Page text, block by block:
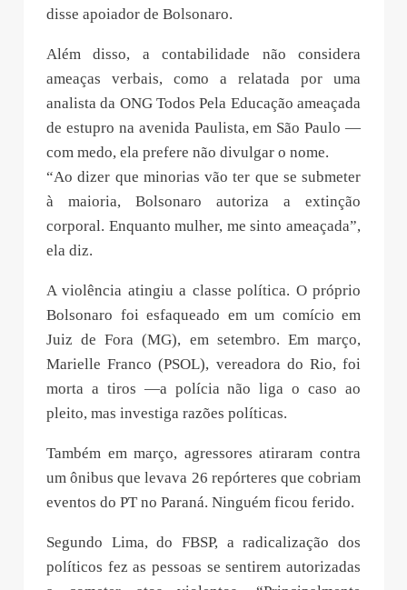
disse apoiador de Bolsonaro.
Além disso, a contabilidade não considera
ameaças verbais, como a relatada por uma
analista da ONG Todos Pela Educação ameaçada
de estupro na avenida Paulista, em São Paulo —
com medo, ela prefere não divulgar o nome.
“Ao dizer que minorias vão ter que se submeter
à maioria, Bolsonaro autoriza a extinção
corporal. Enquanto mulher, me sinto ameaçada”,
ela diz.
A violência atingiu a classe política. O próprio
Bolsonaro foi esfaqueado em um comício em
Juiz de Fora (MG), em setembro. Em março,
Marielle Franco (PSOL), vereadora do Rio, foi
morta a tiros —a polícia não liga o caso ao
pleito, mas investiga razões políticas.
Também em março, agressores atiraram contra
um ônibus que levava 26 repórteres que cobriam
eventos do PT no Paraná. Ninguém ficou ferido.
Segundo Lima, do FBSP, a radicalização dos
políticos fez as pessoas se sentirem autorizadas